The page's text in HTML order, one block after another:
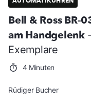
Bell & Ross BR-
am Handgelenk
Exemplare
4 Minuten
Rüdiger Bucher